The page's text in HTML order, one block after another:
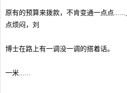
原有的预算来拨款，不肯变通一点点
点烦闷，刘
博士在路上有一调没一调的搭着话。
一米......